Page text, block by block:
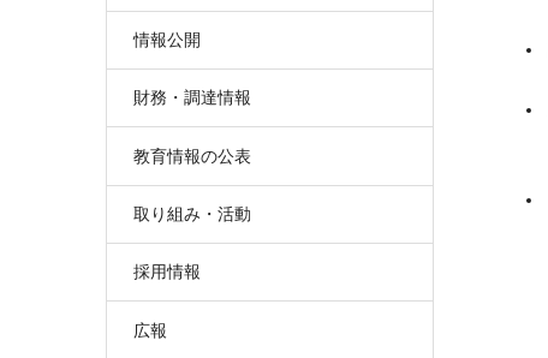
情報公開
財務・調達情報
教育情報の公表
取り組み・活動
採用情報
広報